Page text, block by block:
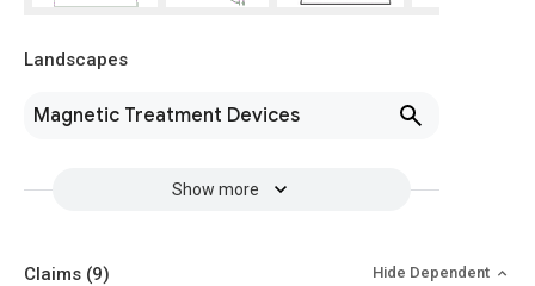
Landscapes
Magnetic Treatment Devices
Show more
Claims (9) Hide Dependent